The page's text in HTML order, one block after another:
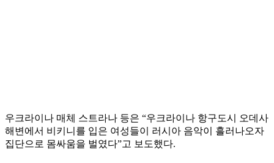
우크라이나 매체 스트라나 등은 “우크라이나 항구도시 오데사
해변에서 비키니를 입은 여성들이 러시아 음악이 흘러나오자
집단으로 몸싸움을 벌였다”고 보도했다.